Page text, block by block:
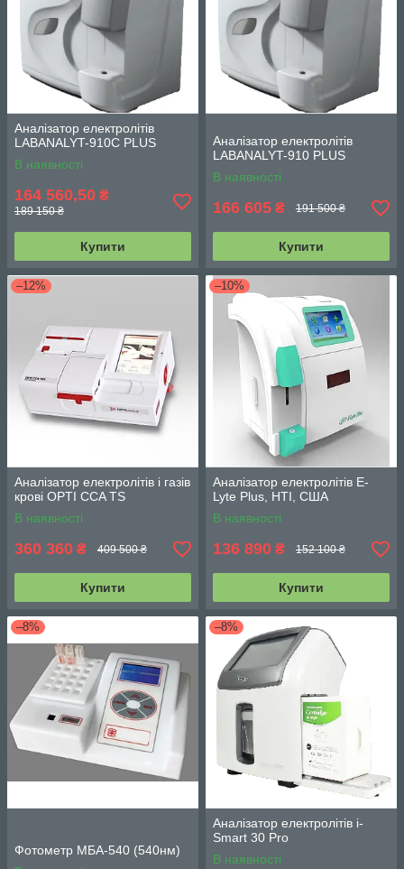
Аналізатор електролітів
LABANALYT-910C PLUS
В наявності
164 560,50 ₴
189 150 ₴
Купити
Аналізатор електролітів
LABANALYT-910 PLUS
В наявності
166 605 ₴ 191 500 ₴
Купити
–12%
Аналізатор електролітів і газів
крові OPTI CCA TS
В наявності
360 360 ₴ 409 500 ₴
Купити
–10%
Аналізатор електролітів E-
Lyte Plus, HTI, США
В наявності
136 890 ₴ 152 100 ₴
Купити
–8%
Фотометр МБА-540 (540нм)
–8%
Аналізатор електролітів i-
Smart 30 Pro
В наявності